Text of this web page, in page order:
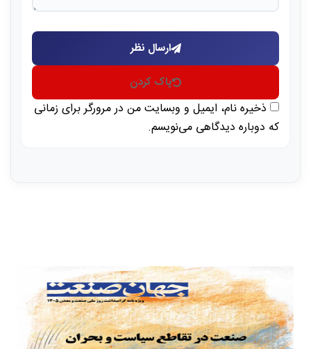
ارسال نظر
پاک کردن
ذخیره نام، ایمیل و وبسایت من در مرورگر برای زمانی
که دوباره دیدگاهی می‌نویسم.